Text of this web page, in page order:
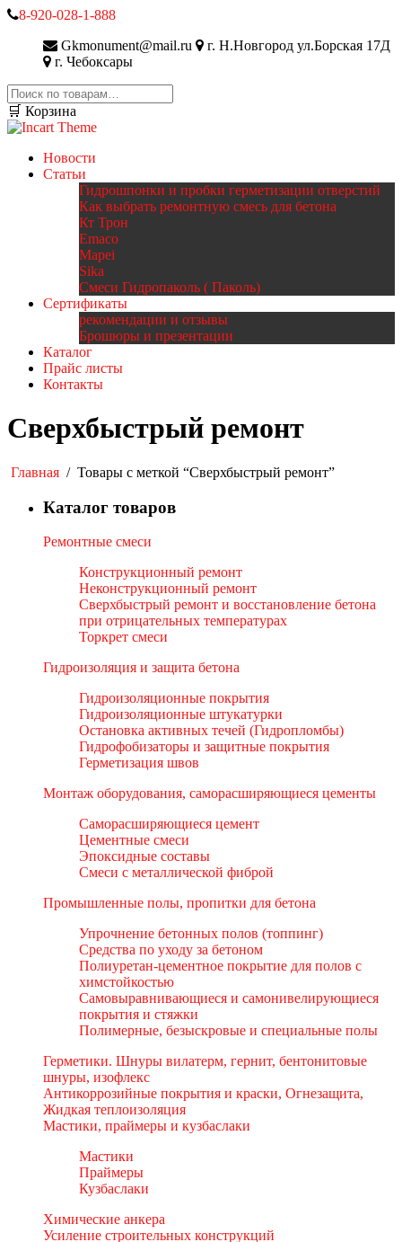
8-920-028-1-888
Gkmonument@mail.ru
г. Н.Новгород ул.Борская 17Д
г. Чебоксары
Искать:
🛒 Корзина
Новости
Статьи
Гидрошпонки и пробки герметизации отверстий
Как выбрать ремонтную смесь для бетона
Кт Трон
Emaco
Mapei
Sika
Смеси Гидропаколь ( Паколь)
Сертификаты
рекомендации и отзывы
Брошюры и презентации
Каталог
Прайс листы
Контакты
Сверхбыстрый ремонт
Главная / Товары с меткой “Сверхбыстрый ремонт”
Каталог товаров
Ремонтные смеси
Конструкционный ремонт
Неконструкционный ремонт
Сверхбыстрый ремонт и восстановление бетона
при отрицательных температурах
Торкрет смеси
Гидроизоляция и защита бетона
Гидроизоляционные покрытия
Гидроизоляционные штукатурки
Остановка активных течей (Гидропломбы)
Гидрофобизаторы и защитные покрытия
Герметизация швов
Монтаж оборудования, саморасширяющиеся цементы
Саморасширяющиеся цемент
Цементные смеси
Эпоксидные составы
Смеси с металлической фиброй
Промышленные полы, пропитки для бетона
Упрочнение бетонных полов (топпинг)
Средства по уходу за бетоном
Полиуретан-цементное покрытие для полов с
химстойкостью
Самовыравнивающиеся и самонивелирующиеся
покрытия и стяжки
Полимерные, безыскровые и специальные полы
Герметики. Шнуры вилатерм, гернит, бентонитовые
шнуры, изофлекс
Антикоррозийные покрытия и краски, Огнезащита,
Жидкая теплоизоляция
Мастики, праймеры и кузбаслаки
Мастики
Праймеры
Кузбаслаки
Химические анкера
Усиление строительных конструкций